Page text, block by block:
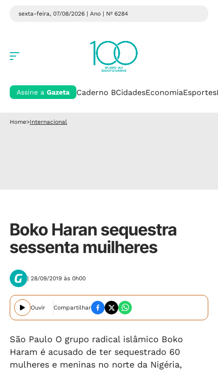
sexta-feira, 07/08/2026 | Ano | Nº 6284
Assine a Gazeta Caderno BCidadesEconomiaEsportes
Home>Internacional
Boko Haran sequestra
sessenta muilheres
| 28/09/2019 às 0h00
Ouvir Compartilhar
São Paulo O grupo radical islâmico Boko
Haram é acusado de ter sequestrado 60
mulheres e meninas no norte da Nigéria,